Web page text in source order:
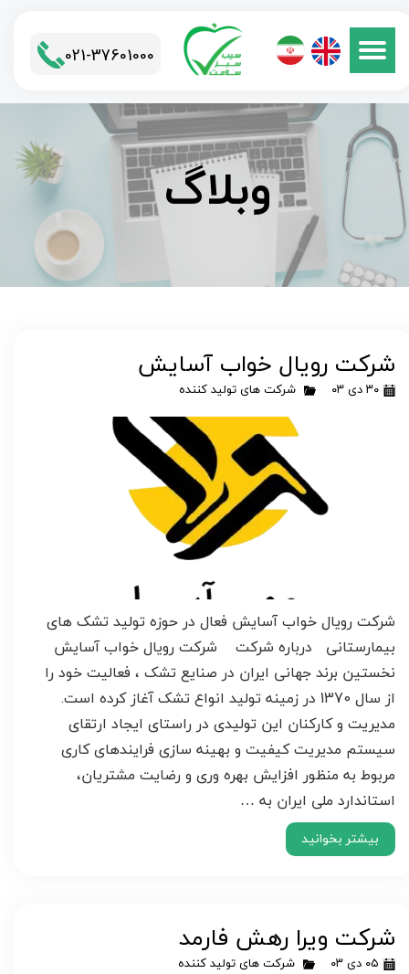
021-37601000​​​​​​​
وبلاگ
شرکت رویال خواب آسایش
۳۰ دی ۰۳ شرکت های تولید کننده
شرکت رویال خواب آسایش فعال در حوزه تولید تشک های
بیمارستانی درباره شرکت شرکت رویال خواب آسایش
نخستین برند جهانی ایران در صنایع تشک ، فعالیت خود را
از سال 1370 در زمینه تولید انواع تشک آغاز کرده است.
مدیریت و کارکنان این تولیدی در راستای ایجاد ارتقای
سیستم مدیریت کیفیت و بهینه سازی فرایندهای کاری
مربوط به منظور افزایش بهره وری و رضایت مشتریان،
استاندارد ملی ایران به …
بیشتر بخوانید
شرکت ویرا رهش فارمد
۰۵ دی ۰۳ شرکت های تولید کننده